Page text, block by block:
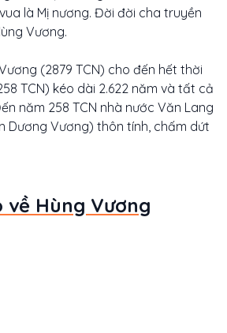
là Mị nương. Đời đời cha truyền
Vương.
(2879 TCN) cho đến hết thời
TCN) kéo dài 2.622 năm và tất cả
năm 258 TCN nhà nước Văn Lang
Dương Vương) thôn tính, chấm dứt
về Hùng Vương